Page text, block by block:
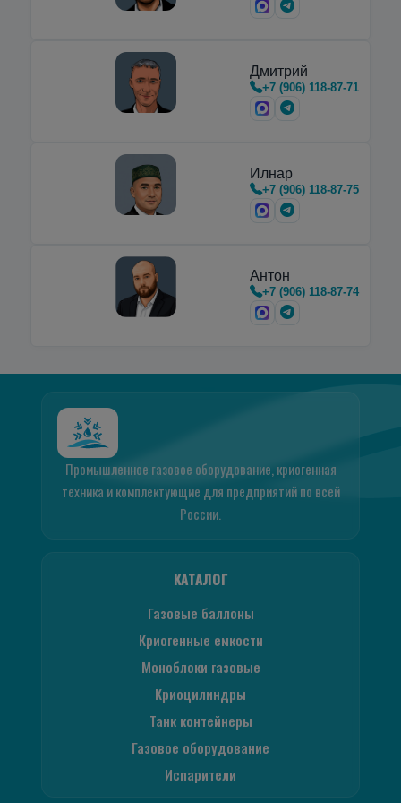
Дмитрий
+7 (906) 118-87-71
Илнар
+7 (906) 118-87-75
Антон
+7 (906) 118-87-74
Промышленное газовое оборудование, криогенная
техника и комплектующие для предприятий по всей
России.
КАТАЛОГ
Газовые баллоны
Криогенные емкости
Моноблоки газовые
Криоцилиндры
Танк контейнеры
Газовое оборудование
Испарители